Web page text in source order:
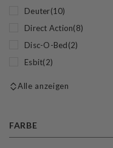
Deuter(10)
Direct Action(8)
Disc-O-Bed(2)
Esbit(2)
Alle anzeigen
FARBE